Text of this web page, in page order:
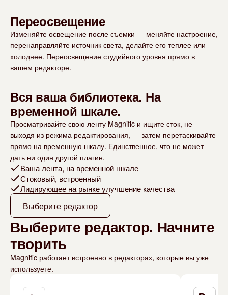
Переосвещение
Изменяйте освещение после съемки — меняйте настроение,
перенаправляйте источник света, делайте его теплее или
холоднее. Переосвещение студийного уровня прямо в
вашем редакторе.
Вся ваша библиотека. На
временной шкале.
Просматривайте свою ленту Magnific и ищите сток, не
выходя из режима редактирования, — затем перетаскивайте
прямо на временную шкалу. Единственное, что не может
дать ни один другой плагин.
Ваша лента, на временной шкале
Стоковый, встроенный
Лидирующее на рынке улучшение качества
Выберите редактор
Выберите редактор. Начните
творить
Magnific работает встроенно в редакторах, которые вы уже
используете.